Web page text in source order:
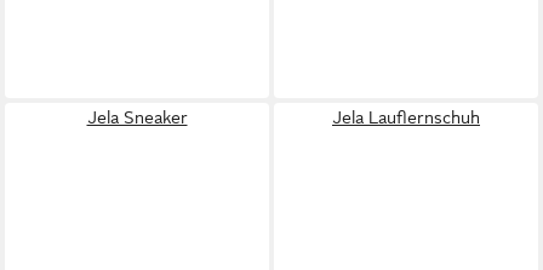
Jela Sneaker Jela Lauflernschuh